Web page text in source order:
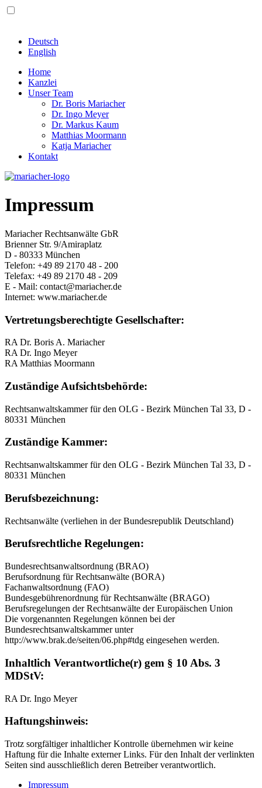
Deutsch
English
Home
Kanzlei
Unser Team
Dr. Boris Mariacher
Dr. Ingo Meyer
Dr. Markus Kaum
Matthias Moormann
Katja Mariacher
Kontakt
Impressum
Mariacher Rechtsanwälte GbR
Brienner Str. 9/Amiraplatz
D - 80333 München
Telefon: +49 89 2170 48 - 200
Telefax: +49 89 2170 48 - 209
E - Mail: contact@mariacher.de
Internet: www.mariacher.de
Vertretungsberechtigte Gesellschafter:
RA Dr. Boris A. Mariacher
RA Dr. Ingo Meyer
RA Matthias Moormann
Zuständige Aufsichtsbehörde:
Rechtsanwaltskammer für den OLG - Bezirk München Tal 33, D -
80331 München
Zuständige Kammer:
Rechtsanwaltskammer für den OLG - Bezirk München Tal 33, D -
80331 München
Berufsbezeichnung:
Rechtsanwälte (verliehen in der Bundesrepublik Deutschland)
Berufsrechtliche Regelungen:
Bundesrechtsanwaltsordnung (BRAO)
Berufsordnung für Rechtsanwälte (BORA)
Fachanwaltsordnung (FAO)
Bundesgebührenordnung für Rechtsanwälte (BRAGO)
Berufsregelungen der Rechtsanwälte der Europäischen Union
Die vorgenannten Regelungen können bei der
Bundesrechtsanwaltskammer unter
http://www.brak.de/seiten/06.php#tdg eingesehen werden.
Inhaltlich Verantwortliche(r) gem § 10 Abs. 3
MDStV:
RA Dr. Ingo Meyer
Haftungshinweis:
Trotz sorgfältiger inhaltlicher Kontrolle übernehmen wir keine
Haftung für die Inhalte externer Links. Für den Inhalt der verlinkten
Seiten sind ausschließlich deren Betreiber verantwortlich.
Impressum